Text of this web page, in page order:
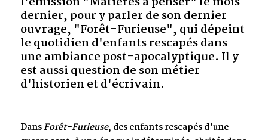
dernier, pour y parler de son dernier
ouvrage, "Forêt-Furieuse", qui dépeint
le quotidien d'enfants rescapés dans
une ambiance post-apocalyptique. Il y
est aussi question de son métier
d'historien et d'écrivain.
DansForêt-Furieuse, des enfants rescapés d’une